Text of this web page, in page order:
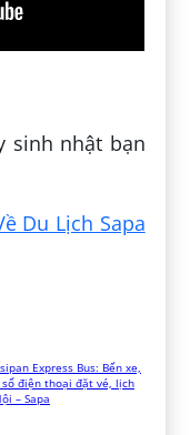
sinh nhật bạn
Du Lịch Sapa